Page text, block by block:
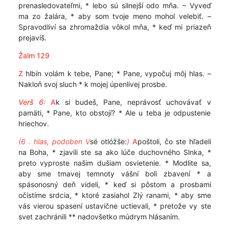
prenasledovateľmi, * lebo sú silnejší odo mňa. – Vyveď
ma zo žalára, * aby som tvoje meno mohol velebiť. –
Spravodliví sa zhromaždia vôkol mňa, * keď mi priazeň
prejavíš.
Žalm 129
Z hlbín volám k tebe, Pane; * Pane, vypočuj môj hlas. –
Nakloň svoj sluch * k mojej úpenlivej prosbe.
Verš 6: Ak si budeš, Pane, neprávosť uchovávať v
pamäti, * Pane, kto obstojí? * Ale u teba je odpustenie
hriechov.
(6 . hlas, podoben Vsé otlóžše:) Apoštoli, čo ste hľadeli
na Boha, * zjavili ste sa ako lúče duchovného Slnka, *
preto vyproste našim dušiam osvietenie. * Modlite sa,
aby sme tmavej temnoty vášní boli zbavení * a
spásonosný deň videli, * keď si pôstom a prosbami
očistíme srdcia, * ktoré zasiahol Zlý ranami, * aby sme
vás vierou spasení ustavične uctievali, * pretože vy ste
svet zachránili ** nadovšetko múdrym hlásaním.